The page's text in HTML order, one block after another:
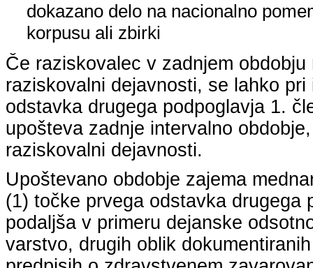
dokazano delo na nacionalno
korpusu ali zbirki
Če raziskovalec v zadnjem
raziskovalni dejavnosti, se lahko
odstavka drugega podpoglavja 1.
upošteva zadnje intervalno
raziskovalni dejavnosti.
Upoštevano obdobje zajema
(1) točke prvega odstavka drugega
podaljša v primeru dejanske
varstvo, drugih oblik